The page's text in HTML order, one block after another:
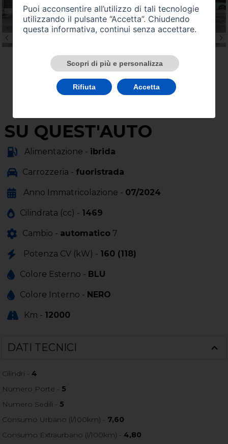
SU QUEST'AUTO
Alimentazione - ibrida
Carrozzeria -fuoristrada
Anno Immatricolazione - 07/2024
Cilindrata (cc) - 1469
Cambio - automatico 7
Potenza CV (kW) - 160 (118)
Colore Esterno - BLU
Colore Interno - NERO
Km - 12000
DATI TECNICI
Cilindri -4
Numero Porte - 5
Numero Sedili - 5
Consumo Urbano (l/100km) - 7,60
Consumo Extraurbano (l/100km) -4,80
Puoi acconsentire all’utilizzo di tali tecnologie
utilizzando il pulsante “Accetta”. Chiudendo
questa informativa, continui senza accettare.
Scopri di più e personalizza
Rifiuta Accetta